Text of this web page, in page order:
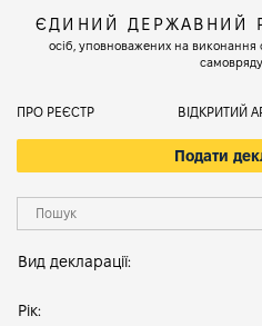
ЄДИНИЙ ДЕРЖАВНИЙ
осіб, уповноважених на виконання
ПРО РЕЄСТР ВІДКРИТИЙ
Подати
Вид декларації:
Рік: